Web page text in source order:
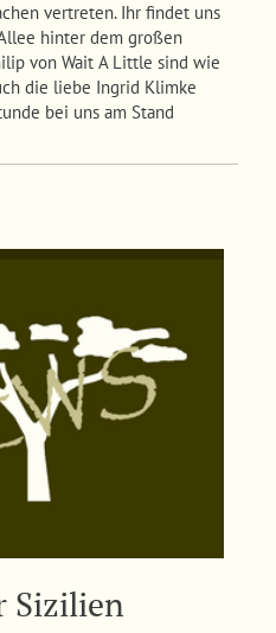
vertreten. Ihr findet uns
hinter dem großen
von Wait A Little sind wie
die liebe Ingrid Klimke
bei uns am Stand
Sizilien